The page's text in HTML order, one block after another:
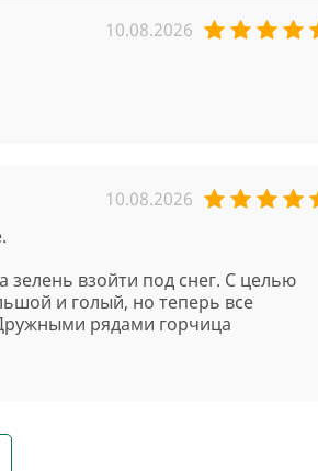
10.08.2026
10.08.2026
зелень взойти под снег. С целью
и голый, но теперь все
рядами горчица